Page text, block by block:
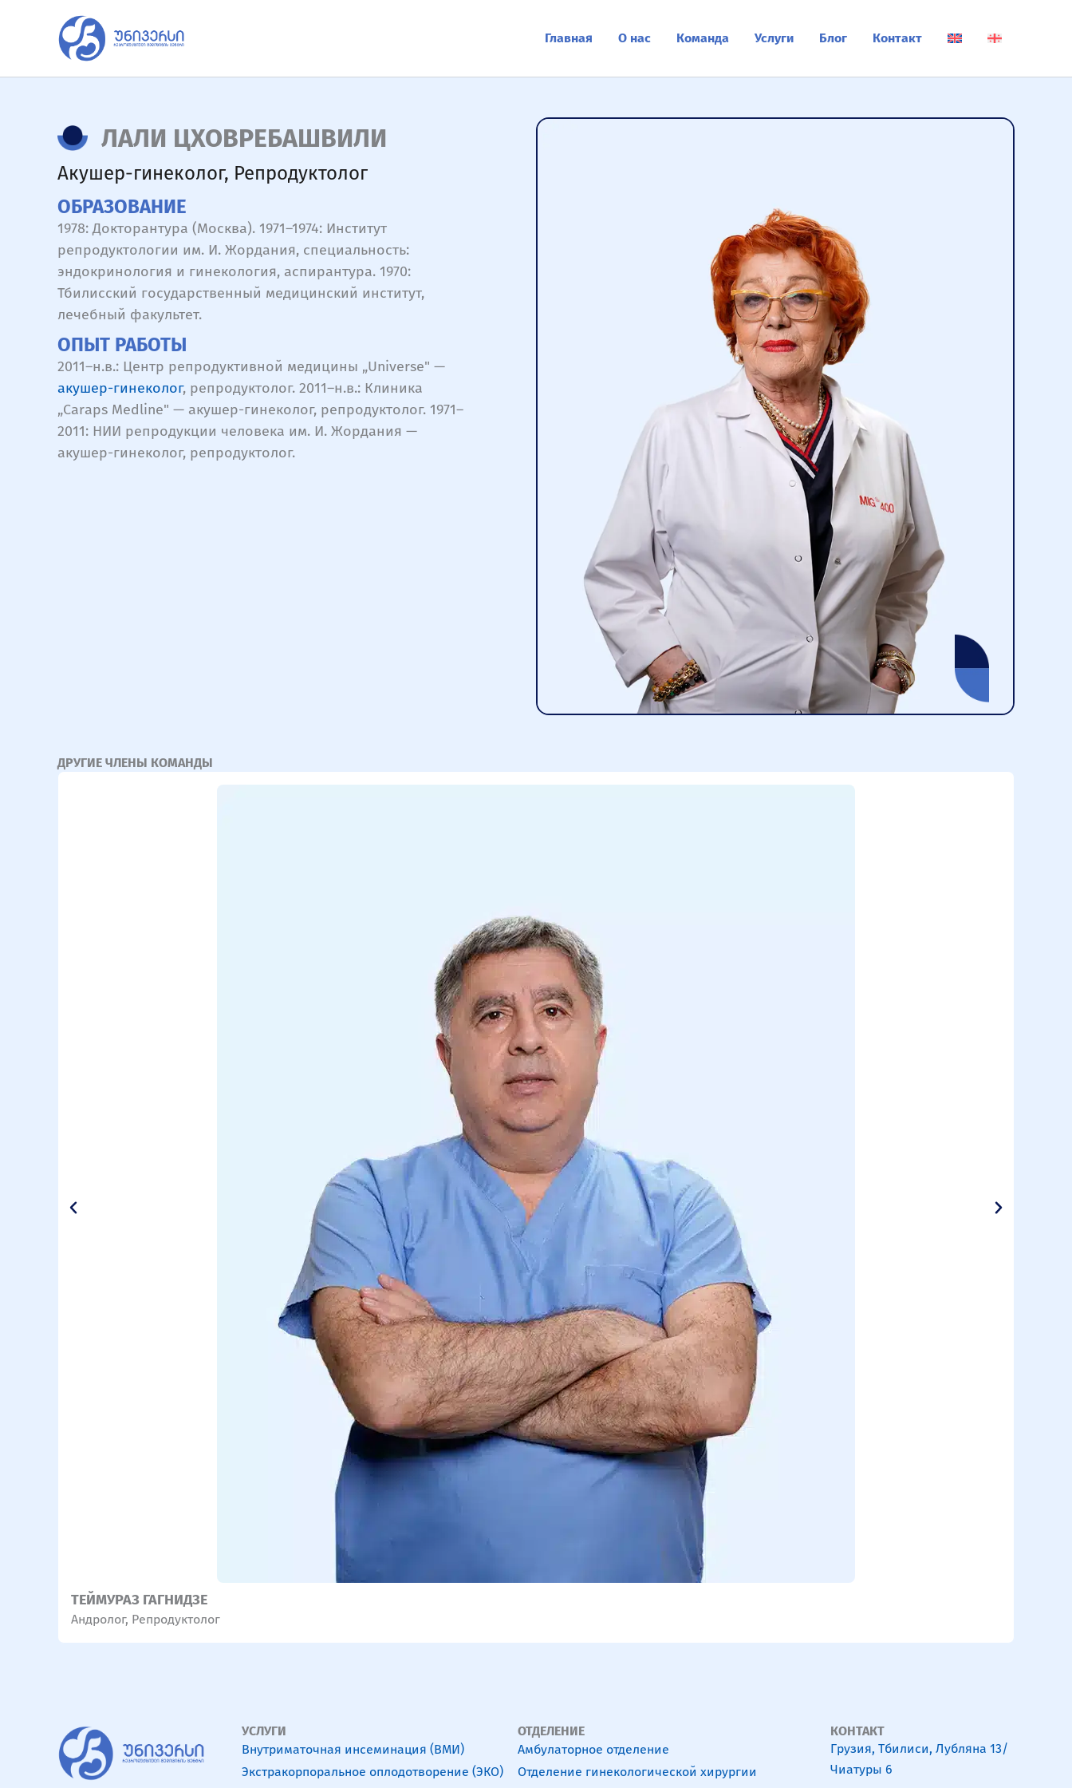
содержимому
Главная О нас Команда Услуги Блог Контакт
ЛАЛИ ЦХОВРЕБАШВИЛИ
Акушер-гинеколог, Репродуктолог
ОБРАЗОВАНИЕ
1978: Докторантура (Москва). 1971–1974: Институт
репродуктологии им. И. Жордания, специальность:
эндокринология и гинекология, аспирантура. 1970:
Тбилисский государственный медицинский институт,
лечебный факультет.
ОПЫТ РАБОТЫ
2011–н.в.: Центр репродуктивной медицины „Universe" —
акушер-гинеколог, репродуктолог. 2011–н.в.: Клиника
„Caraps Medline" — акушер-гинеколог, репродуктолог. 1971–
2011: НИИ репродукции человека им. И. Жордания —
акушер-гинеколог, репродуктолог.
ДРУГИЕ ЧЛЕНЫ КОМАНДЫ
ТЕЙМУРАЗ ГАГНИДЗЕ
Андролог, Репродуктолог
УСЛУГИ
Внутриматочная инсеминация (ВМИ)
Экстракорпоральное оплодотворение (ЭКО)
ОТДЕЛЕНИЕ
Амбулаторное отделение
Отделение гинекологической хирургии
КОНТАКТ
Грузия, Тбилиси, Лубляна 13/
Чиатуры 6